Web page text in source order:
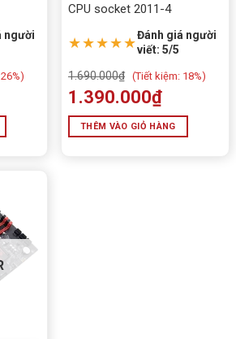
Trung Quốc
người
26%)
CPU socket 2011-4
★★★★★Đánh giá người
viết: 5/5
1.690.000₫ (Tiết kiệm: 18%)
1.390.000₫
THÊM VÀO GIỎ HÀNG